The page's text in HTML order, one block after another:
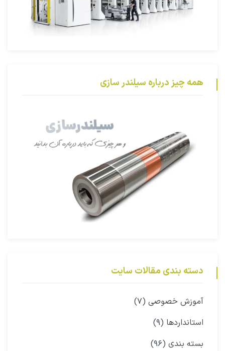
همه چیز درباره سیلندر سازی
دسته بندی مقالات سایت
آموزش خصوصی (۷)
استانداردها (۹)
بسته بندی (۹۶)